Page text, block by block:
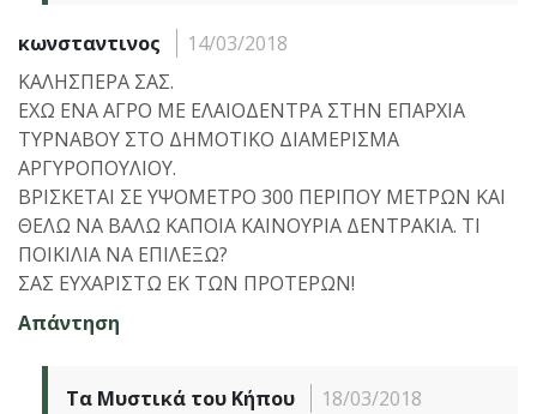
κωνσταντινος
14/03/2018
ΚΑΛΗΣΠΕΡΑ ΣΑΣ.
ΕΧΩ ΕΝΑ ΑΓΡΟ ΜΕ ΕΛΑΙΟΔΕΝΤΡΑ ΣΤΗΝ ΕΠΑΡΧΙΑ
ΤΥΡΝΑΒΟΥ ΣΤΟ ΔΗΜΟΤΙΚΟ ΔΙΑΜΕΡΙΣΜΑ
ΑΡΓΥΡΟΠΟΥΛΙΟΥ.
ΒΡΙΣΚΕΤΑΙ ΣΕ ΥΨΟΜΕΤΡΟ 300 ΠΕΡΙΠΟΥ ΜΕΤΡΩΝ ΚΑΙ
ΘΕΛΩ ΝΑ ΒΑΛΩ ΚΑΠΟΙΑ ΚΑΙΝΟΥΡΙΑ ΔΕΝΤΡΑΚΙΑ. ΤΙ
ΠΟΙΚΙΛΙΑ ΝΑ ΕΠΙΛΕΞΩ?
ΣΑΣ ΕΥΧΑΡΙΣΤΩ ΕΚ ΤΩΝ ΠΡΟΤΕΡΩΝ!
Απάντηση
Τα Μυστικά του Κήπου
18/03/2018